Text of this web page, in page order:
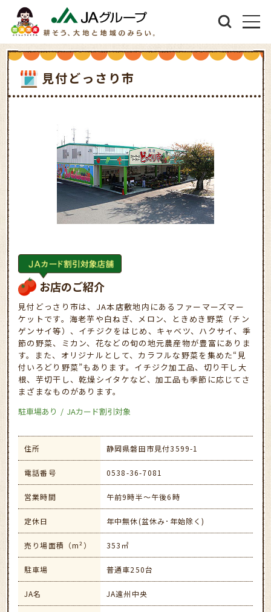
見付どっさり市
お店のご紹介
見付どっさり市は、JA本店敷地内にあるファーマーズマー
ケットです。海老芋や白ねぎ、メロン、ときめき野菜（チン
ゲンサイ等）、イチジクをはじめ、キャベツ、ハクサイ、季
節の野菜、ミカン、花などの旬の地元農産物が豊富にありま
す。また、オリジナルとして、カラフルな野菜を集めた“見
付いろどり野菜”もあります。イチジク加工品、切り干し大
根、芋切干し、乾燥シイタケなど、加工品も季節に応じてさ
まざまなものがあります。
駐車場あり
JAカード割引対象
住所 静岡県磐田市見付3599-1
電話番号 0538-36-7081
営業時間 午前9時半～午後6時
定休日 年中無休(盆休み･年始除く)
売り場面積（m²） 353㎡
駐車場 普通車250台
JA名 JA遠州中央